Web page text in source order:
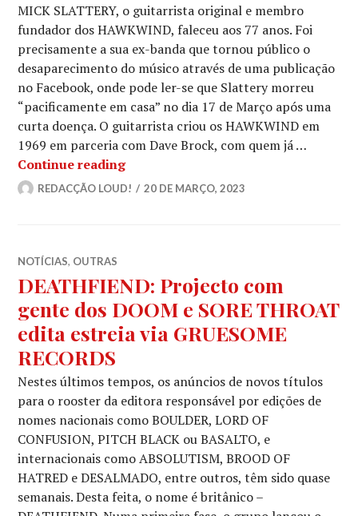
MICK SLATTERY, o guitarrista original e membro
fundador dos HAWKWIND, faleceu aos 77 anos. Foi
precisamente a sua ex-banda que tornou público o
desaparecimento do músico através de uma publicação
no Facebook, onde pode ler-se que Slattery morreu
“pacificamente em casa” no dia 17 de Março após uma
curta doença. O guitarrista criou os HAWKWIND em
1969 em parceria com Dave Brock, com quem já …
Continue reading[R.I.P.] Faleceu Mick Slattery,
REDACÇÃO LOUD! 20 DE MARÇO, 2023
NOTÍCIAS, OUTRAS
DEATHFIEND: Projecto com
gente dos DOOM e SORE THROAT
edita estreia via GRUESOME
RECORDS
Nestes últimos tempos, os anúncios de novos títulos
para o rooster da editora responsável por edições de
nomes nacionais como BOULDER, LORD OF
CONFUSION, PITCH BLACK ou BASALTO, e
internacionais como ABSOLUTISM, BROOD OF
HATRED e DESALMADO, entre outros, têm sido quase
semanais. Desta feita, o nome é britânico –